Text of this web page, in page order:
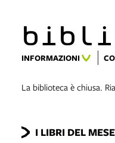
INFORMAZIONI
La biblioteca è chiusa.
I LIBRI DEL